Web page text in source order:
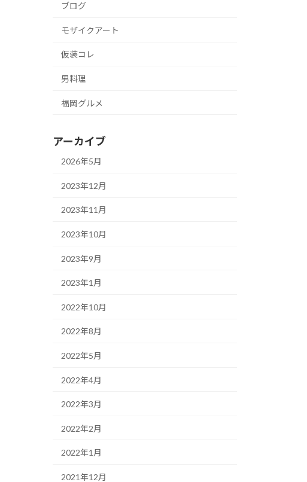
ブログ
モザイクアート
仮装コレ
男料理
福岡グルメ
アーカイブ
2026年5月
2023年12月
2023年11月
2023年10月
2023年9月
2023年1月
2022年10月
2022年8月
2022年5月
2022年4月
2022年3月
2022年2月
2022年1月
2021年12月